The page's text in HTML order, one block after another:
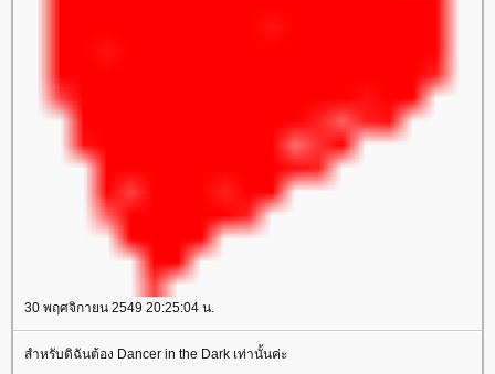
30 พฤศจิกายน 2549 20:25:04 น.
สำหรับดิฉันต้อง Dancer in the Dark เท่านั้นค่ะ